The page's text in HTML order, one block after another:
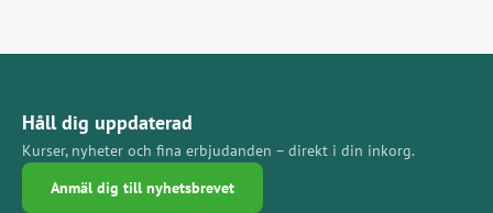
Håll dig uppdaterad
Kurser, nyheter och fina erbjudanden – direkt i din inkorg.
Anmäl dig till nyhetsbrevet